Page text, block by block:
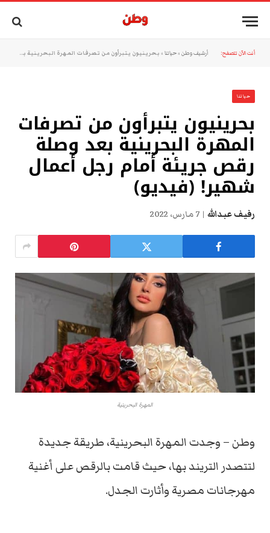
أنت الآن تتصفح: أرشيف وطن »حياتنا » بحرينيون يتبرأون من تصرفات المهرة البحرينية بعد وصلة رقص جريئة أمام رجل أعمال شهير! (فيديو)
حياتنا
بحرينيون يتبرأون من تصرفات
المهرة البحرينية بعد وصلة
رقص جريئة أمام رجل أعمال
شهير! (فيديو)
رفيف عبدالله 7 مارس، 2022
المهرة البحرينية
وطن – وجدت المهرة البحرينية، طريقة جديدة
لتتصدر التريند بها، حيث قامت بالرقص على أغنية
مهرجانات مصرية وأثارت الجدل.